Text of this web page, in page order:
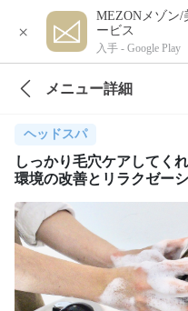
×
MEZONメゾン/
ービス
入手 - Google Play
メニュー詳細
ヘッドスパ
しっかり毛穴ケアしてく
環境の改善とリラクゼー